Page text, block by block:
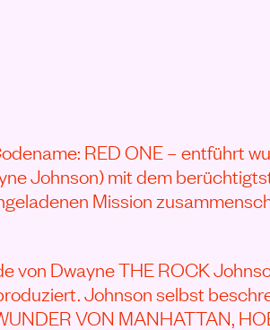
RED ONE – entführt
Johnson) mit dem
Mission
von Dwayne THE ROCK
Johnson selbst
VON MANHATTAN,